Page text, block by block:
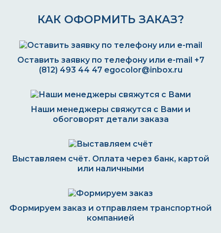
КАК ОФОРМИТЬ ЗАКАЗ?
Оставить заявку по телефону или e-mail +7
(812) 493 44 47 egocolor@inbox.ru
Наши менеджеры свяжутся с Вами и
обоговорят детали заказа
Выставляем счёт. Оплата через банк, картой
или наличными
Формируем заказ и отправляем транспортной
компанией